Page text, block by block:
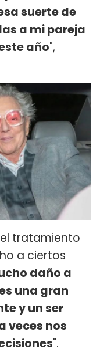
suerte de
a mi pareja
año",
tratamiento
a ciertos
daño a
una gran
y un ser
veces nos
".